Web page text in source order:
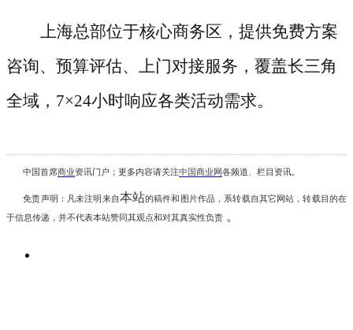
上海总部位于核心商务区，提供免费方案
咨询、预算评估、上门对接服务，覆盖长三角
全域， 7×24小时响应各类活动需求。
中国首席商业资讯 门户；更多内容请关注中国商业网各频道、栏目资讯。
免责声明：凡未注明 来自本站的稿件和图片作品，系转载自其它网站，转载目的在
于信息传递，并不代表本站赞同其观点和对其真实性负责 。